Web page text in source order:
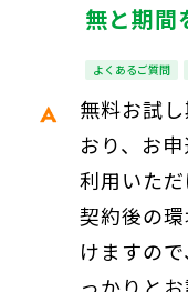
無と期間
よくあるご質問
無料お試
おり、お
利用いた
契約後の
けますの
っかりとお